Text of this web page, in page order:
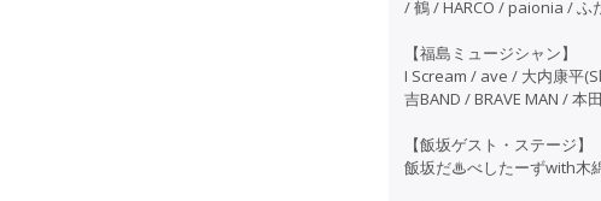
/ 鶴 / HARCO / paionia / ふ
【福島ミュージシャン】
I Scream / ave / 大内康平
吉BAND / BRAVE MAN /
【飯坂ゲスト・ステージ】
飯坂だ♨べしたーずwith木